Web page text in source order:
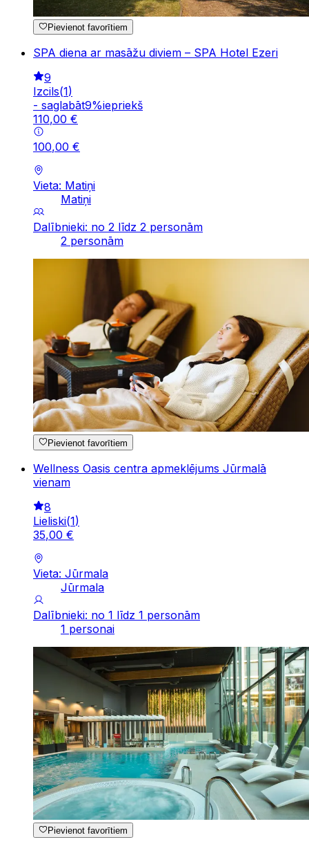
Pievienot favorītiem
SPA diena ar masāžu diviem – SPA Hotel Ezeri
9
Izcils(1)
- saglabāt9%iepriekš
110,00 €
100,00 €
Vieta: Matiņi
Matiņi
Dalībnieki: no 2 līdz 2 personām
2 personām
Pievienot favorītiem
Wellness Oasis centra apmeklējums Jūrmalā
vienam
8
Lieliski(1)
35,00 €
Vieta: Jūrmala
Jūrmala
Dalībnieki: no 1 līdz 1 personām
1 personai
Pievienot favorītiem